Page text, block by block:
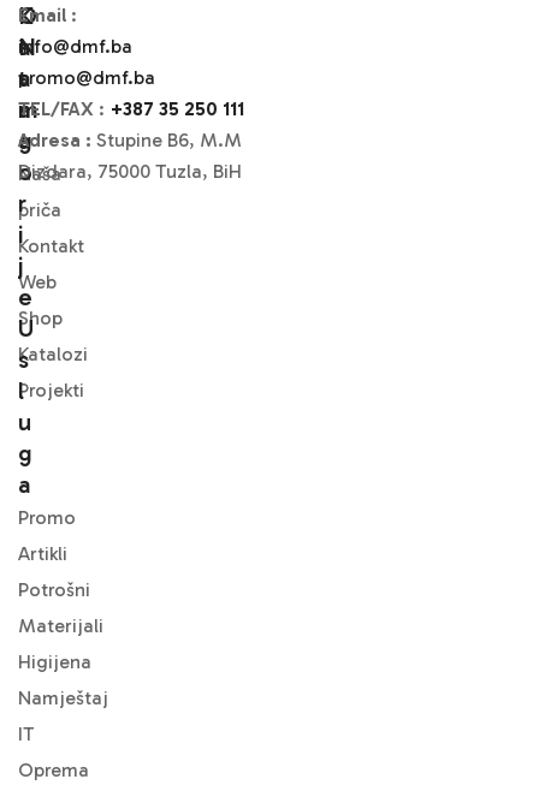
O
N
A
M
A
Naša
priča
Kontakt
Web
Shop
Katalozi
Projekti
K
A
T
A
G
O
R
I
J
E
U
S
L
U
G
A
Promo
Artikli
Potrošni
Materijali
Higijena
Namještaj
IT
Oprema
Email :
info@dmf.ba
promo@dmf.ba
TEL/FAX : +387 35 250 111
Adresa : Stupine B6, M.M
Dizdara, 75000 Tuzla, BiH